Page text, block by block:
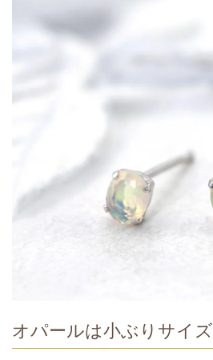
オパールは小ぶりサイズ